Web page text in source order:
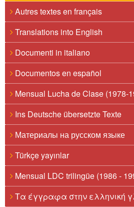
Autres textes en français
Translations into English
Documenti in italiano
Documentos en español
Mensual Lucha de Clase (1978-
Ins Deutsche übersetzte Texte
Материалы на русском языке
Türkçe yayınlar
Mensual LDC trilingüe (1986 -
Τα έγγραφα στην ελληνική